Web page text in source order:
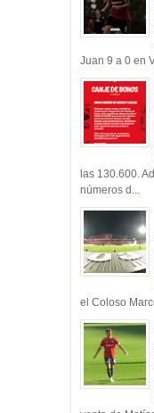
Juan 9 a 0 en
las 130.600.
números d...
el Coloso